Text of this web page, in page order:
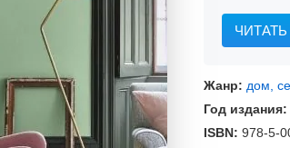
Жанр: дом,
Год издания:
ISBN: 978-5-